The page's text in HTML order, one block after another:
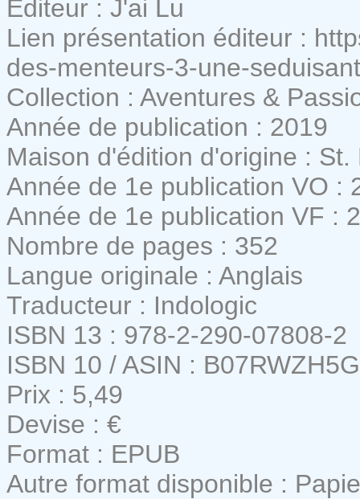
Editeur : J'ai Lu
Lien présentation éditeur :
des-menteurs-3-une-
Collection : Aventures &
Année de publication : 2019
Maison d'édition d'origine :
Année de 1e publication VO :
Année de 1e publication VF :
Nombre de pages : 352
Langue originale : Anglais
Traducteur : Indologic
ISBN 13 : 978-2-290-07808-2
ISBN 10 / ASIN :
Prix : 5,49
Devise : €
Format : EPUB
Autre format disponible :